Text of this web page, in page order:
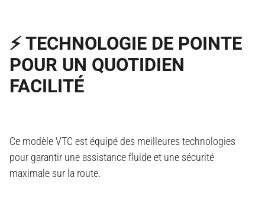
⚡ TECHNOLOGIE DE POINTE
POUR UN QUOTIDIEN
FACILITÉ
Ce modèle VTC est équipé des meilleures technologies
pour garantir une assistance fluide et une sécurité
maximale sur la route.